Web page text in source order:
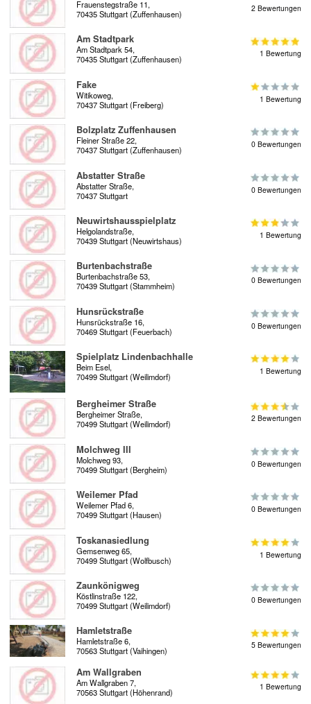
Frauenstegstraße 11,
70435 Stuttgart (Zuffenhausen)
2 Bewertungen
Am Stadtpark
Am Stadtpark 54,
70435 Stuttgart (Zuffenhausen)
1 Bewertung
Fake
Witikoweg,
70437 Stuttgart (Freiberg)
1 Bewertung
Bolzplatz Zuffenhausen
Fleiner Straße 22,
70437 Stuttgart (Zuffenhausen)
0 Bewertungen
Abstatter Straße
Abstatter Straße,
70437 Stuttgart
0 Bewertungen
Neuwirtshausspielplatz
Helgolandstraße,
70439 Stuttgart (Neuwirtshaus)
1 Bewertung
Burtenbachstraße
Burtenbachstraße 53,
70439 Stuttgart (Stammheim)
0 Bewertungen
Hunsrückstraße
Hunsrückstraße 16,
70469 Stuttgart (Feuerbach)
0 Bewertungen
Spielplatz Lindenbachhalle
Beim Esel,
70499 Stuttgart (Weilimdorf)
1 Bewertung
Bergheimer Straße
Bergheimer Straße,
70499 Stuttgart (Weilimdorf)
2 Bewertungen
Molchweg III
Molchweg 93,
70499 Stuttgart (Bergheim)
0 Bewertungen
Weilemer Pfad
Weilemer Pfad 6,
70499 Stuttgart (Hausen)
0 Bewertungen
Toskanasiedlung
Gemsenweg 65,
70499 Stuttgart (Wolfbusch)
1 Bewertung
Zaunkönigweg
Köstlinstraße 122,
70499 Stuttgart (Weilimdorf)
0 Bewertungen
Hamletstraße
Hamletstraße 6,
70563 Stuttgart (Vaihingen)
5 Bewertungen
Am Wallgraben
Am Wallgraben 7,
70563 Stuttgart (Höhenrand)
1 Bewertung